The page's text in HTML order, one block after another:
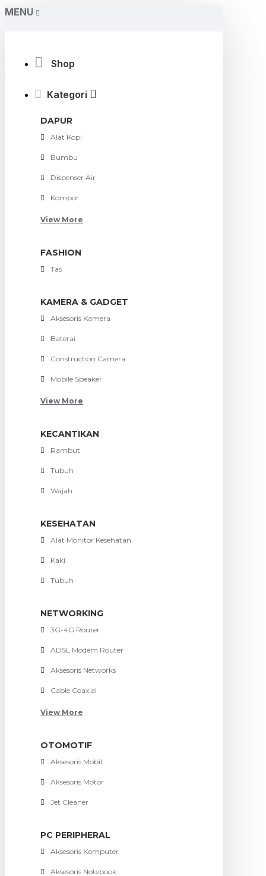
MENU
Shop
Kategori
DAPUR
Alat Kopi
Bumbu
Dispenser Air
Kompor
View More
FASHION
Tas
KAMERA & GADGET
Aksesoris Kamera
Baterai
Construction Camera
Mobile Speaker
View More
KECANTIKAN
Rambut
Tubuh
Wajah
KESEHATAN
Alat Monitor Kesehatan
Kaki
Tubuh
NETWORKING
3G-4G Router
ADSL Modem Router
Aksesoris Networks
Cable Coaxial
View More
OTOMOTIF
Aksesoris Mobil
Aksesoris Motor
Jet Cleaner
PC PERIPHERAL
Aksesoris Komputer
Aksesoris Notebook